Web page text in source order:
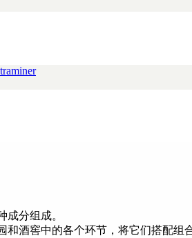
成分组成。
和酒窖中的各个环节，将它们搭配组